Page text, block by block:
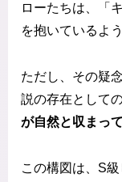
ローたちは、「
を抱いているよ
ただし、その疑
説の存在として
が自然と収まっ
この構図は、S